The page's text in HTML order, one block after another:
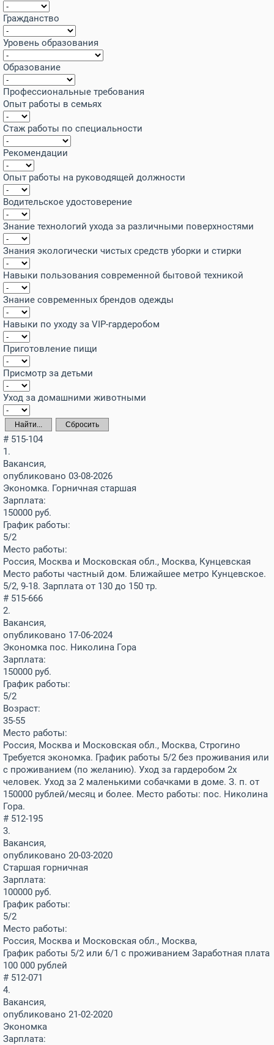
Гражданство
Уровень образования
Образование
Профессиональные требования
Опыт работы в семьях
Стаж работы по специальности
Рекомендации
Опыт работы на руководящей должности
Водительское удостоверение
Знание технологий ухода за различными поверхностями
Знания экологически чистых средств уборки и стирки
Навыки пользования современной бытовой техникой
Знание современных брендов одежды
Навыки по уходу за VIP-гардеробом
Приготовление пищи
Присмотр за детьми
Уход за домашними животными
Найти... Сбросить
# 515-104
1.
Вакансия,
опубликовано 03-08-2026
Экономка. Горничная старшая
Зарплата:
150000 руб.
График работы:
5/2
Место работы:
Россия, Москва и Московская обл., Москва, Кунцевская
Место работы частный дом. Ближайшее метро Кунцевское.
5/2, 9-18. Зарплата от 130 до 150 тр.
# 515-666
2.
Вакансия,
опубликовано 17-06-2024
Экономка пос. Николина Гора
Зарплата:
150000 руб.
График работы:
5/2
Возраст:
35-55
Место работы:
Россия, Москва и Московская обл., Москва, Строгино
Требуется экономка. График работы 5/2 без проживания или
с проживанием (по желанию). Уход за гардеробом 2х
человек. Уход за 2 маленькими собачками в доме. З. п. от
150000 рублей/месяц и более. Место работы: пос. Николина
Гора.
# 512-195
3.
Вакансия,
опубликовано 20-03-2020
Старшая горничная
Зарплата:
100000 руб.
График работы:
5/2
Место работы:
Россия, Москва и Московская обл., Москва,
График работы 5/2 или 6/1 с проживанием Заработная плата
100 000 рублей
# 512-071
4.
Вакансия,
опубликовано 21-02-2020
Экономка
Зарплата: